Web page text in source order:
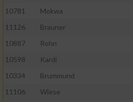
10781
Mokwa
11126
Brauner
10887
Rohn
10598
Kardi
10334
Brummund
11106
Wiese